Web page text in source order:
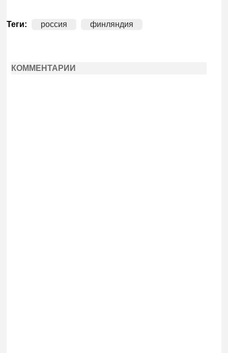
Теги: россия финляндия
КОММЕНТАРИИ